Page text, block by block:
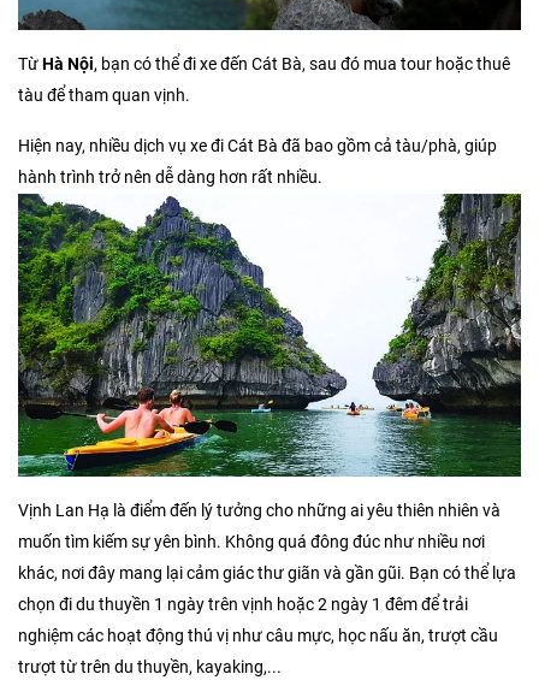
TừHà Nội, bạn có thể đi xe đến Cát Bà, sau đó mua tour hoặc thuê
tàu để tham quan vịnh.
Hiện nay, nhiều dịch vụ xe đi Cát Bà đã bao gồm cả tàu/phà, giúp
hành trình trở nên dễ dàng hơn rất nhiều.
Vịnh Lan Hạ là điểm đến lý tưởng cho những ai yêu thiên nhiên và
muốn tìm kiếm sự yên bình. Không quá đông đúc như nhiều nơi
khác, nơi đây mang lại cảm giác thư giãn và gần gũi. Bạn có thể lựa
chọn đi du thuyền 1 ngày trên vịnh hoặc 2 ngày 1 đêm để trải
nghiệm các hoạt động thú vị như câu mực, học nấu ăn, trượt cầu
trượt từ trên du thuyền, kayaking,...